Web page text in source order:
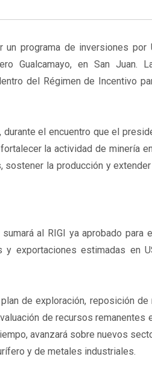
un programa de inversiones por
Gualcamayo, en San Juan.
del Régimen de Incentivo
durante el encuentro que el
la actividad de minería
sostener la producción y
al RIGI ya aprobado para
y exportaciones estimadas en
de exploración, reposición
de recursos remanentes
avanzará sobre nuevos
y de metales industriales.